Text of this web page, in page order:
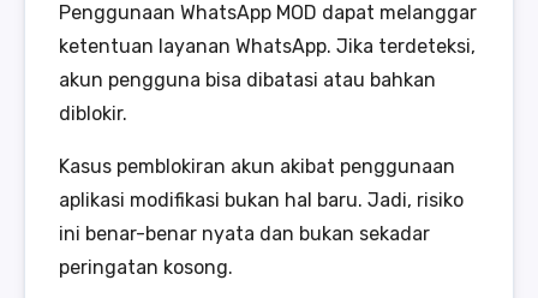
Penggunaan WhatsApp MOD dapat melanggar
ketentuan layanan WhatsApp. Jika terdeteksi,
akun pengguna bisa dibatasi atau bahkan
diblokir.
Kasus pemblokiran akun akibat penggunaan
aplikasi modifikasi bukan hal baru. Jadi, risiko
ini benar-benar nyata dan bukan sekadar
peringatan kosong.